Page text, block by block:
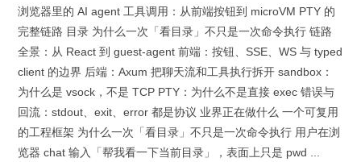
浏览器里的 AI agent 工具调用：从前端按钮到 microVM PTY 的
完整链路 目录 为什么一次「看目录」不只是一次命令执行 链路
全景：从 React 到 guest-agent 前端：按钮、SSE、WS 与 typed
client 的边界 后端：Axum 把聊天流和工具执行拆开 sandbox：
为什么是 vsock，不是 TCP PTY：为什么不是直接 exec 错误与
回流：stdout、exit、error 都是协议 业界正在做什么 一个可复用
的工程框架 为什么一次「看目录」不只是一次命令执行 用户在浏
览器 chat 输入「帮我看一下当前目录」，表面上只是 pwd ...